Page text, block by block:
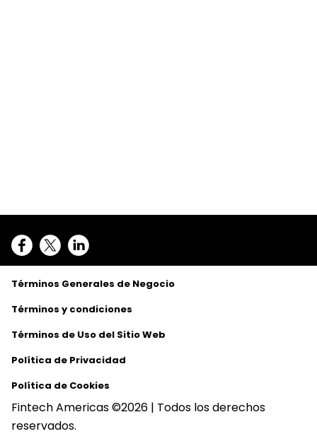
Términos Generales de Negocio
Términos y condiciones
Términos de Uso del Sitio Web
Política de Privacidad
Política de Cookies
Fintech Americas ©2026 | Todos los derechos
reservados.